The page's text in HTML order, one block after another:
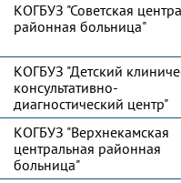
КОГБУЗ "Советская
районная больница"
КОГБУЗ "Детский
консультативно-
диагностический центр"
КОГБУЗ "Верхнекамская
центральная районная
больница"